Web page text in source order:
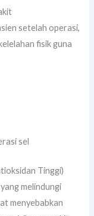
setelah operasi,
fisik guna
sel
Tinggi)
melindungi
menyebabkan